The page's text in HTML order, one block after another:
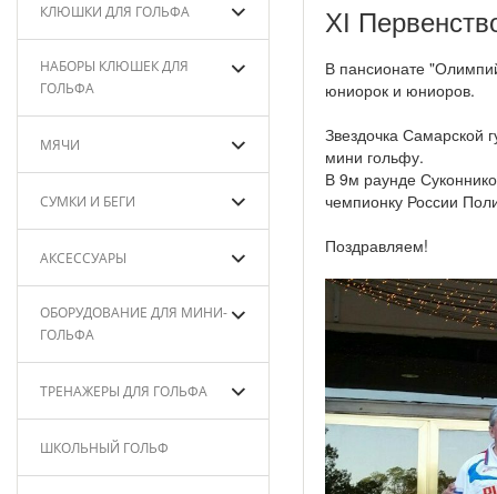
КЛЮШКИ ДЛЯ ГОЛЬФА
НАБОРЫ КЛЮШЕК ДЛЯ
ГОЛЬФА
МЯЧИ
СУМКИ И БЕГИ
АКСЕССУАРЫ
ОБОРУДОВАНИЕ ДЛЯ МИНИ-
ГОЛЬФА
ТРЕНАЖЕРЫ ДЛЯ ГОЛЬФА
ШКОЛЬНЫЙ ГОЛЬФ
ХI
В пансионате
юниорок и юниоров.
Звездочка Самарской
мини гольфу.
В 9м раунде
чемпионку России
Поздравляем!